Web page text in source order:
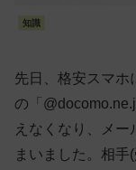
知識
先日、格安スマホ
の「
えなくなり、メー
まいました。相